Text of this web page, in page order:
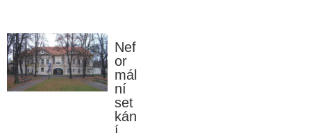
Nef
or
mál
ní
set
kán
í